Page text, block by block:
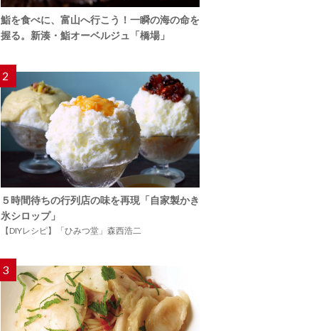
鮨を食べに、富山へ行こう！一瞬の海の命を
握る。新湊・鮨オーベルジュ「橋場」
2
５時間待ちの行列店の味を再現「自家製かき
氷シロップ」
【DIYレシピ】「ひみつ堂」森西浩二
3